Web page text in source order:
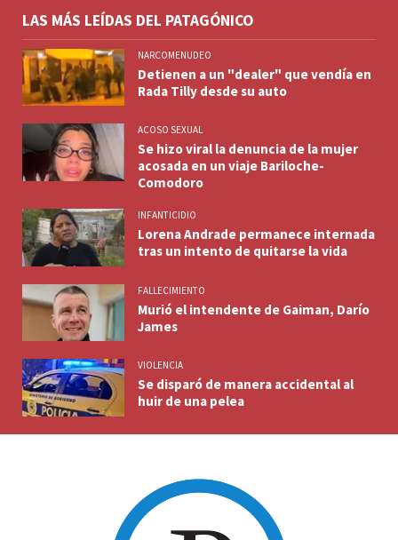
LAS MÁS LEÍDAS DEL PATAGÓNICO
NARCOMENUDEO
Detienen a un "dealer" que vendía en
Rada Tilly desde su auto
ACOSO SEXUAL
Se hizo viral la denuncia de la mujer
acosada en un viaje Bariloche-
Comodoro
INFANTICIDIO
Lorena Andrade permanece internada
tras un intento de quitarse la vida
FALLECIMIENTO
Murió el intendente de Gaiman, Darío
James
VIOLENCIA
Se disparó de manera accidental al
huir de una pelea